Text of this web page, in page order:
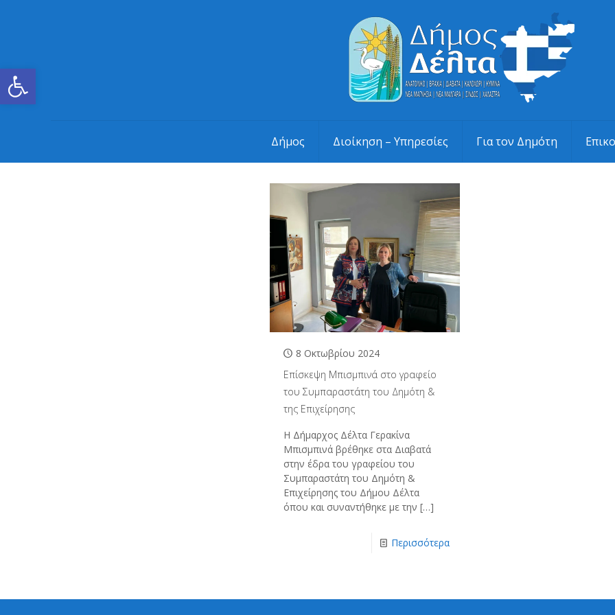
Ανοίξτε τη γραμμή εργαλείων
Δήμος Διοίκηση – Υπηρεσίες Για τον Δημότη
8 Οκτωβρίου 2024
Επίσκεψη Μπισμπινά στο γραφείο
του Συμπαραστάτη του Δημότη &
της Επιχείρησης
Η Δήμαρχος Δέλτα Γερακίνα
Μπισμπινά βρέθηκε στα Διαβατά
στην έδρα του γραφείου του
Συμπαραστάτη του Δημότη &
Επιχείρησης του Δήμου Δέλτα
όπου και συναντήθηκε με την […]
Περισσότερα